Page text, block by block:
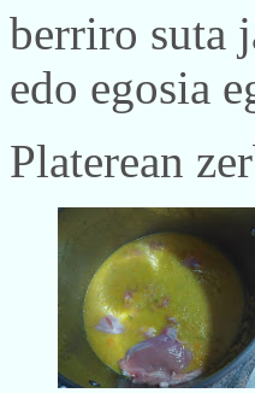
berriro suta
edo egosia
Platerean